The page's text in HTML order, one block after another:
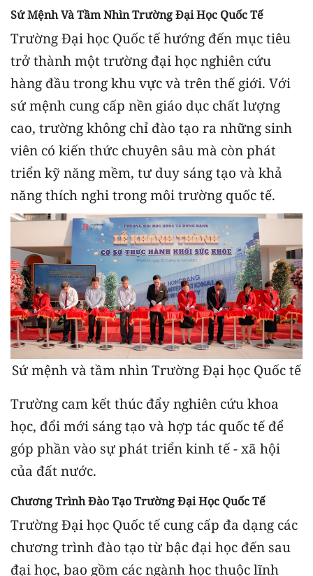
Sứ Mệnh Và Tầm Nhìn Trường Đại Học Quốc Tế
Trường Đại học Quốc tế hướng đến mục tiêu
trở thành một trường đại học nghiên cứu
hàng đầu trong khu vực và trên thế giới. Với
sứ mệnh cung cấp nền giáo dục chất lượng
cao, trường không chỉ đào tạo ra những sinh
viên có kiến thức chuyên sâu mà còn phát
triển kỹ năng mềm, tư duy sáng tạo và khả
năng thích nghi trong môi trường quốc tế.
Sứ mệnh và tầm nhìn Trường Đại học Quốc tế
Trường cam kết thúc đẩy nghiên cứu khoa
học, đổi mới sáng tạo và hợp tác quốc tế để
góp phần vào sự phát triển kinh tế - xã hội
của đất nước.
Chương Trình Đào Tạo Trường Đại Học Quốc Tế
Trường Đại học Quốc tế cung cấp đa dạng các
chương trình đào tạo từ bậc đại học đến sau
đại học, bao gồm các ngành học thuộc lĩnh